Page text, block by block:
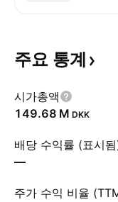
주요 통계
시가총액
‪149.68 M‬ DKK
배당 수익률 (표시됨
—
주가 수익 비율